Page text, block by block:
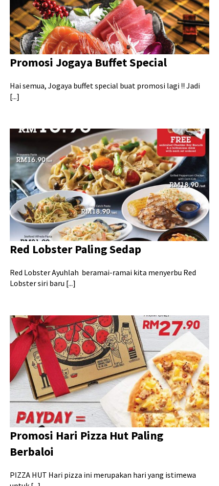
Promosi Jogaya Buffet Special
Hai semua, Jogaya buffet special buat promosi lagi !! Jadi
[...]
Red Lobster Paling Sedap
Red Lobster Ayuhlah beramai-ramai kita menyerbu Red
Lobster siri baru [...]
Promosi Hari Pizza Hut Paling
Berbaloi
PIZZA HUT Hari pizza ini merupakan hari yang istimewa